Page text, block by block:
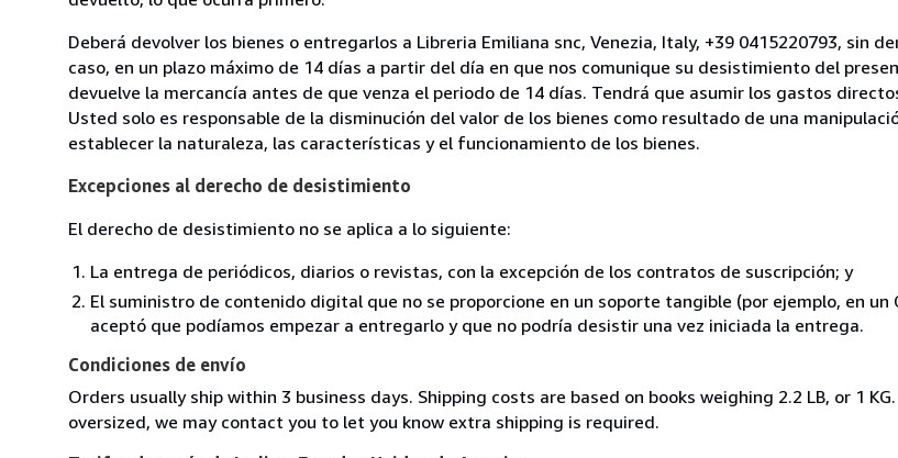
Deberá devolver los bienes o entregarlos a Libreria Emiliana snc, Venezia, Italy, +39 0415220793, sin
caso, en un plazo máximo de 14 días a partir del día en que nos comunique su desistimiento del
devuelve la mercancía antes de que venza el periodo de 14 días. Tendrá que asumir los gastos
Usted solo es responsable de la disminución del valor de los bienes como resultado de una
establecer la naturaleza, las características y el funcionamiento de los bienes.
Excepciones al derecho de desistimiento
El derecho de desistimiento no se aplica a lo siguiente:
La entrega de periódicos, diarios o revistas, con la excepción de los contratos de suscripción; y
El suministro de contenido digital que no se proporcione en un soporte tangible (por ejemplo, en un
aceptó que podíamos empezar a entregarlo y que no podría desistir una vez iniciada la entrega.
Condiciones de envío
Orders usually ship within 3 business days. Shipping costs are based on books weighing 2.2 LB, or 1
oversized, we may contact you to let you know extra shipping is required.